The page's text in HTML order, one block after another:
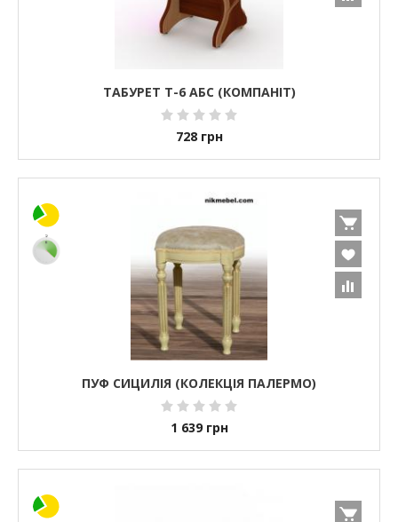
ТАБУРЕТ Т-6 АБС (КОМПАНІТ)
728 грн
ПУФ СИЦИЛІЯ (КОЛЕКЦІЯ ПАЛЕРМО)
1 639 грн